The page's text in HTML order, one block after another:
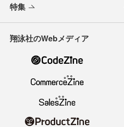
特集
翔泳社のWebメディア